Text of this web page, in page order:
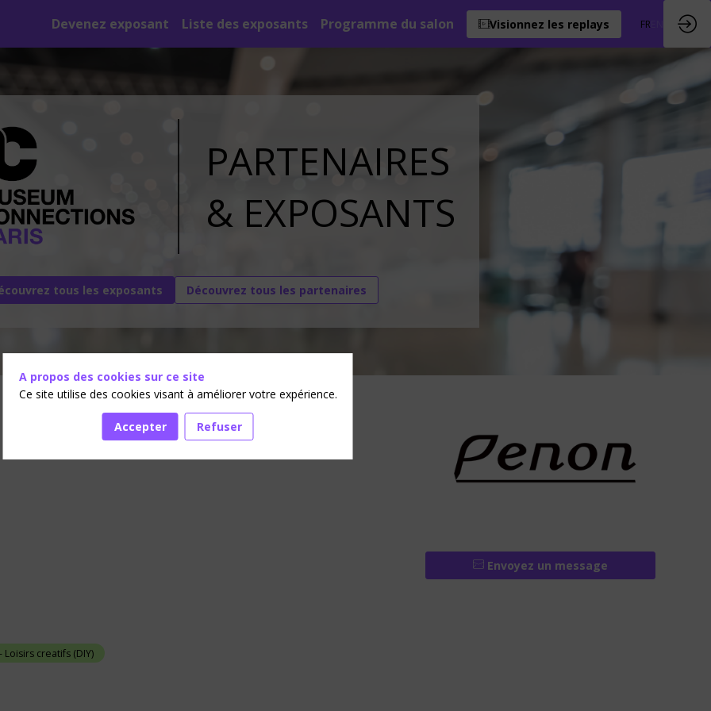
Devenez exposant Liste des exposants Programme du salon Visionnez les replays FR
PARTENAIRES
& EXPOSANTS
tous les exposants Découvrez tous les partenaires
Envoyez un message
Loisirs creatifs (DIY)
A propos des cookies sur ce site
Ce site utilise des cookies visant à améliorer votre expérience.
Accepter Refuser